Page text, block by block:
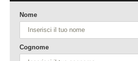
Nome
Cognome